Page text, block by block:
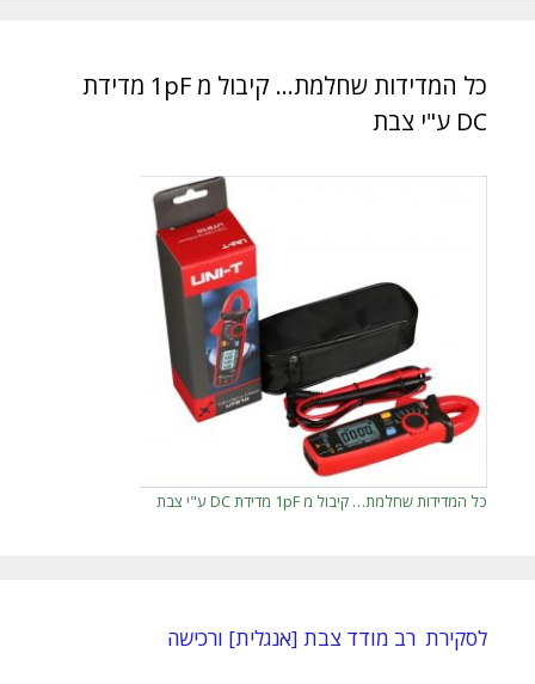
כל המדידות שחלמת… קיבול מ 1pF מדידת
DC ע"י צבת
כל המדידות שחלמת… קיבול מ 1pF מדידת DC ע"י צבת
לסקירת רב מודד צבת [אנגלית] ורכישה